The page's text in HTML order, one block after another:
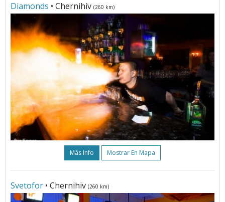
Diamonds • Chernihiv (260 km)
Más Info Mostrar En Mapa
Svetofor • Chernihiv (260 km)